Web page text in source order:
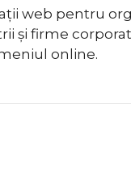
web pentru
și firme
online.